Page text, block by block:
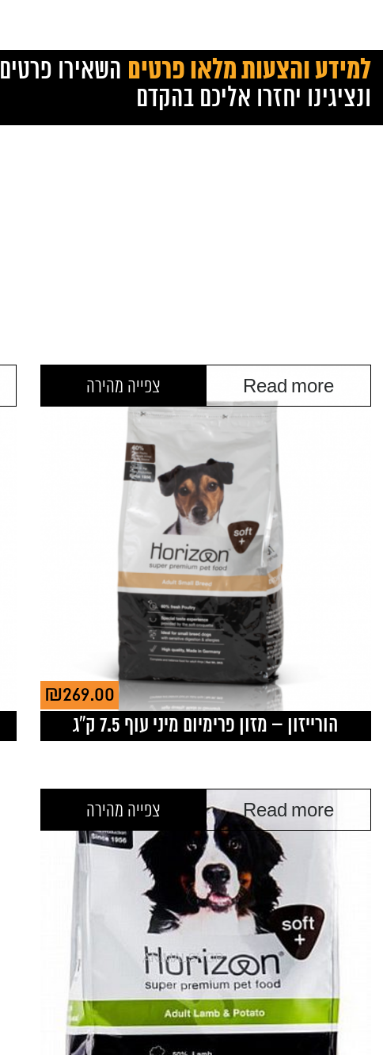
למידע והצעות מלאו פרטים השאירו פרטים
ונציגינו יחזרו אליכם בהקדם
הורייזון – מזון פרימיום מיני עוף 7.5 ק”ג
₪269.00
Read more צפייה מהירה
Read more צפייה מהירה